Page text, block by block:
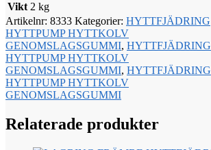
Vikt 2 kg
Artikelnr: 8333 Kategorier: HYTTFJÄDRING
HYTTPUMP HYTTKOLV
GENOMSLAGSGUMMI, HYTTFJÄDRING
HYTTPUMP HYTTKOLV
GENOMSLAGSGUMMI, HYTTFJÄDRING
HYTTPUMP HYTTKOLV
GENOMSLAGSGUMMI
Relaterade produkter